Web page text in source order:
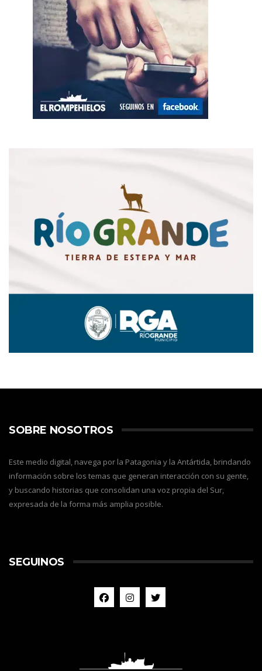
SOBRE NOSOTROS
Este medio digital, navega por la Patagonia y la Antártida, brindando
información sobre los temas que generan interacción con su gente,
y buscando historias que consolidan una voz propia del Sur,
expresada de la forma más amplia posible.
SEGUINOS